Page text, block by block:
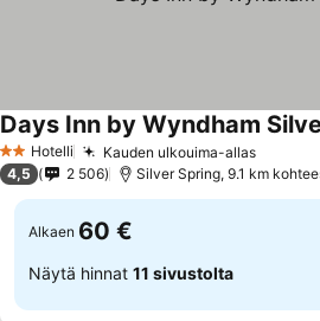
2 Tähtiluokitus
Hotelli Kauden ulkouima-allasKatso
Days Inn by Wyndham
4,5 2 506 Silver Spring, 9.1 km
Alkaen 60 €
Näytä hinnat 11 sivustolta